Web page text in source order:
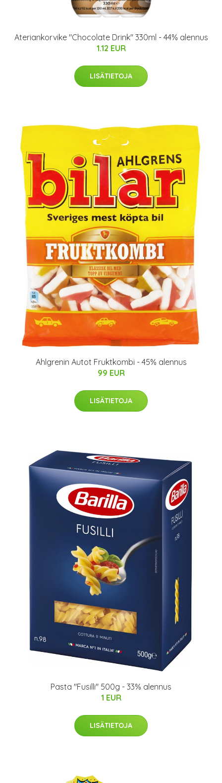
Ateriankorvike "Chocolate Drink" 330ml - 44% alennus
1.12 EUR
LISÄTIETOJA
Ahlgrenin Autot Fruktkombi - 45% alennus
99 EUR
LISÄTIETOJA
Pasta "Fusilli" 500g - 33% alennus
1 EUR
LISÄTIETOJA